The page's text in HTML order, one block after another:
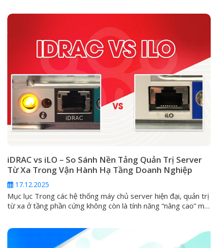
Lights-Out (iLO). Vậy iLO...
iDRAC vs iLO – So Sánh Nền Tảng Quản Trị Server
Từ Xa Trong Vận Hành Hạ Tầng Doanh Nghiệp
17.12.2025
Mục lục Trong các hệ thống máy chủ server hiện đại, quản trị
từ xa ở tầng phần cứng không còn là tính năng “nâng cao” mà
cần can thiệp...